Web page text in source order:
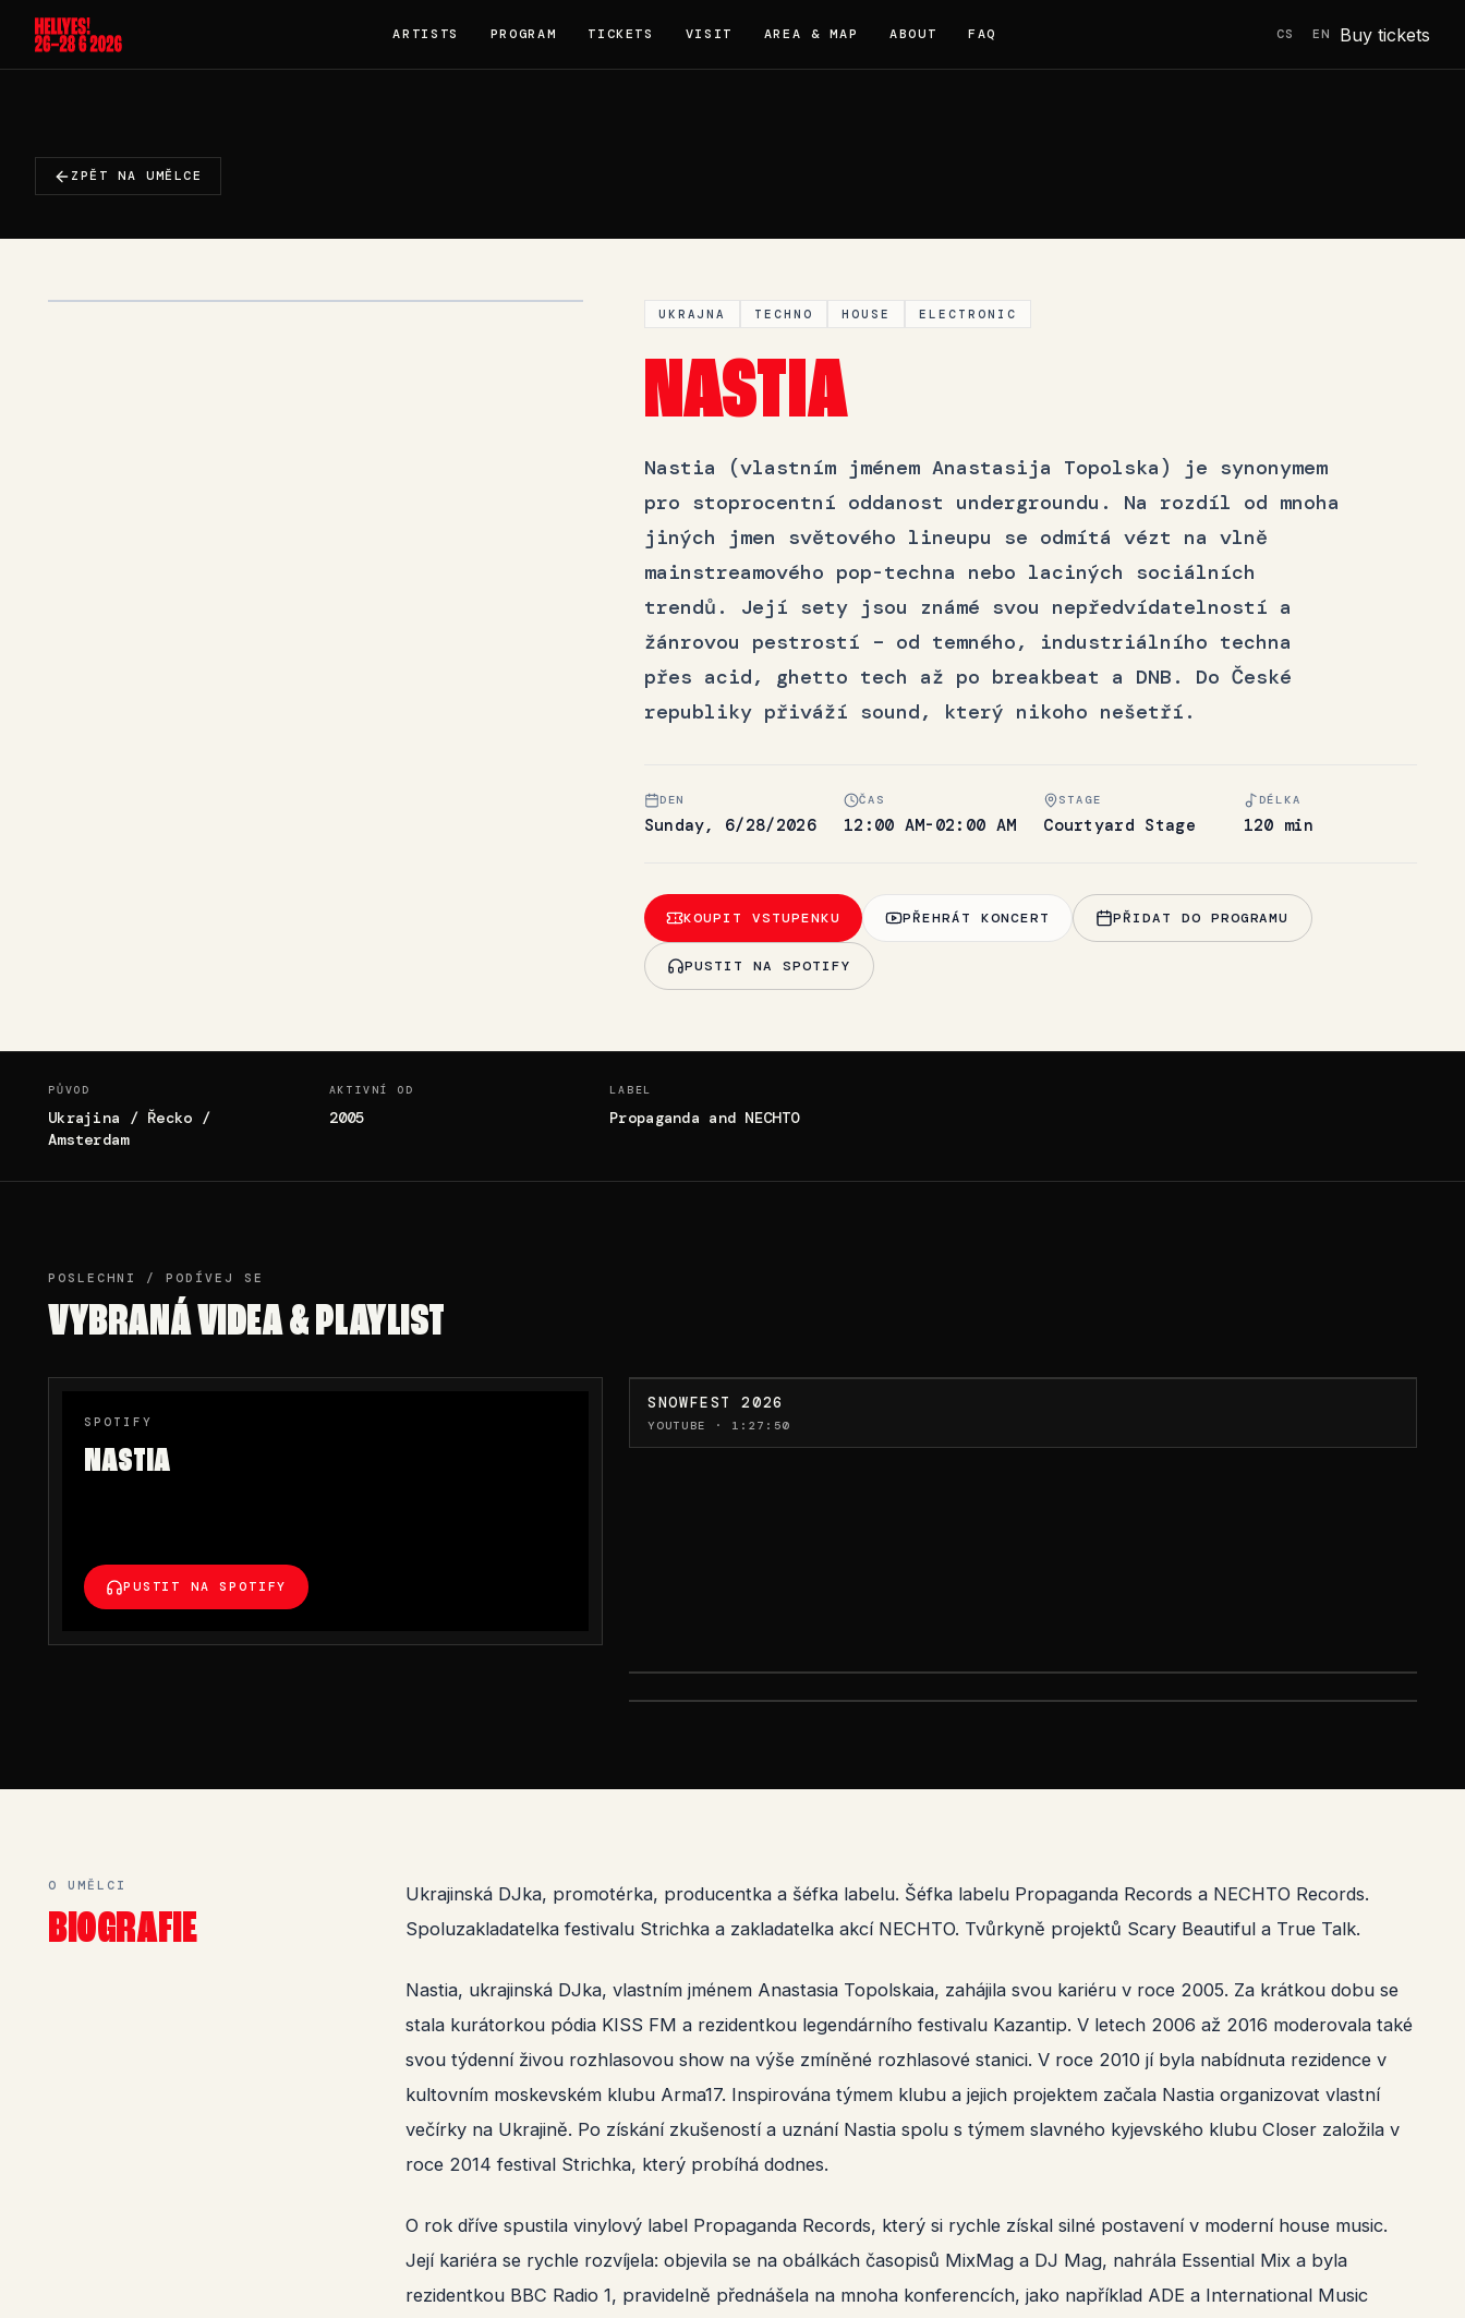
ARTISTS PROGRAM TICKETS VISIT AREA & MAP ABOUT FAQ CS EN Buy tickets
ZPĚT NA UMĚLCE
UKRAJNA TECHNO HOUSE ELECTRONIC
NASTIA
Nastia (vlastním jménem Anastasija Topolska) je synonymem
pro stoprocentní oddanost undergroundu. Na rozdíl od mnoha
jiných jmen světového lineupu se odmítá vézt na vlně
mainstreamového pop-techna nebo laciných sociálních
trendů. Její sety jsou známé svou nepředvídatelností a
žánrovou pestrostí – od temného, industriálního techna
přes acid, ghetto tech až po breakbeat a DNB. Do České
republiky přiváží sound, který nikoho nešetří.
DEN
Sunday, 6/28/2026
ČAS
12:00 AM-02:00 AM
STAGE
Courtyard Stage
DÉLKA
120 min
KOUPIT VSTUPENKU PŘEHRÁT KONCERT PŘIDAT DO PROGRAMU
PUSTIT NA SPOTIFY
PŮVOD
Ukrajina / Řecko /
Amsterdam
AKTIVNÍ OD
2005
LABEL
Propaganda and NECHTO
POSLECHNI / PODÍVEJ SE
VYBRANÁ VIDEA & PLAYLIST
SPOTIFY
NASTIA
PUSTIT NA SPOTIFY
SNOWFEST 2026
YOUTUBE · 1:27:50
O UMĚLCI
BIOGRAFIE
Ukrajinská DJka, promotérka, producentka a šéfka labelu. Šéfka labelu Propaganda Records a NECHTO Records.
Spoluzakladatelka festivalu Strichka a zakladatelka akcí NECHTO. Tvůrkyně projektů Scary Beautiful a True Talk.
Nastia, ukrajinská DJka, vlastním jménem Anastasia Topolskaia, zahájila svou kariéru v roce 2005. Za krátkou dobu se
stala kurátorkou pódia KISS FM a rezidentkou legendárního festivalu Kazantip. V letech 2006 až 2016 moderovala také
svou týdenní živou rozhlasovou show na výše zmíněné rozhlasové stanici. V roce 2010 jí byla nabídnuta rezidence v
kultovním moskevském klubu Arma17. Inspirována týmem klubu a jejich projektem začala Nastia organizovat vlastní
večírky na Ukrajině. Po získání zkušeností a uznání Nastia spolu s týmem slavného kyjevského klubu Closer založila v
roce 2014 festival Strichka, který probíhá dodnes.
O rok dříve spustila vinylový label Propaganda Records, který si rychle získal silné postavení v moderní house music.
Její kariéra se rychle rozvíjela: objevila se na obálkách časopisů MixMag a DJ Mag, nahrála Essential Mix a byla
rezidentkou BBC Radio 1, pravidelně přednášela na mnoha konferencích, jako například ADE a International Music